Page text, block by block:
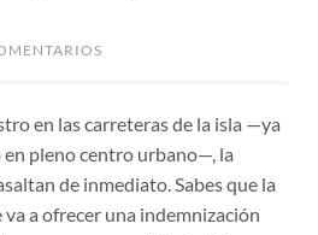
en las carreteras de la isla —ya
en pleno centro urbano—, la
de inmediato. Sabes que la
va a ofrecer una indemnización